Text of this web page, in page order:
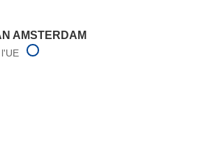
AMSTERDAM